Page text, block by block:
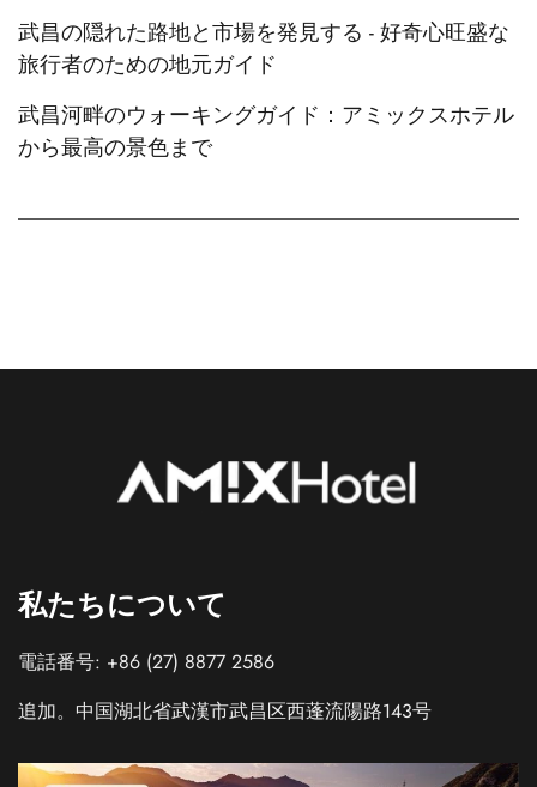
武昌の隠れた路地と市場を発見する - 好奇心旺盛な
旅行者のための地元ガイド
武昌河畔のウォーキングガイド：アミックスホテル
から最高の景色まで
私たちについて
電話番号: +86 (27) 8877 2586
追加。中国湖北省武漢市武昌区西蓬流陽路143号